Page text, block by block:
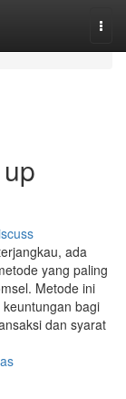
ada
yang paling
Metode ini
bagi
dan syarat